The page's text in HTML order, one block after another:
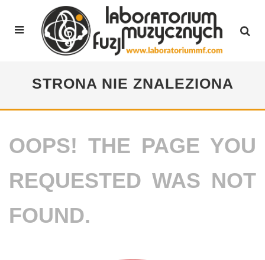
STRONA NIE ZNALEZIONA
OOPS! THE PAGE YOU
REQUESTED WAS NOT
FOUND.